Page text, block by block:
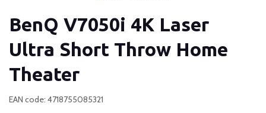
BenQ V7050i 4K Laser
Ultra Short Throw Home
Theater
EAN code: 4718755085321